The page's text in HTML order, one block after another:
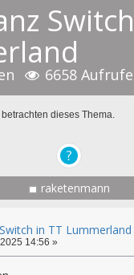
6658 Aufrufe
dieses Thema.
raketenmann
in TT Lummerland
14:56 »